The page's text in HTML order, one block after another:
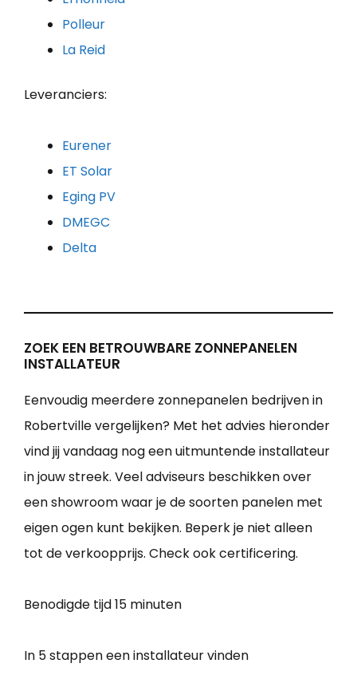
Polleur
La Reid
Leveranciers:
Eurener
ET Solar
Eging PV
DMEGC
Delta
ZOEK EEN BETROUWBARE ZONNEPANELEN
INSTALLATEUR
Eenvoudig meerdere zonnepanelen bedrijven in
Robertville vergelijken? Met het advies hieronder
vind jij vandaag nog een uitmuntende installateur
in jouw streek. Veel adviseurs beschikken over
een showroom waar je de soorten panelen met
eigen ogen kunt bekijken. Beperk je niet alleen
tot de verkoopprijs. Check ook certificering.
Benodigde tijd15 minuten
In 5 stappen een installateur vinden